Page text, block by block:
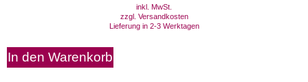
inkl. MwSt.
zzgl. Versandkosten
Lieferung in 2-3 Werktagen
In den Warenkorb